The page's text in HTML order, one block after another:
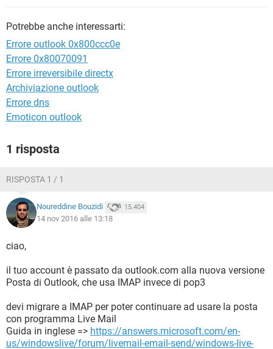
Potrebbe anche interessarti:
Errore outlook 0x800ccc0e
Errore 0x80070091
Errore irreversibile directx
Archiviazione outlook
Errore dns
Emoticon outlook
1 risposta
RISPOSTA 1 / 1
Noureddine Bouzidi 15.404
14 nov 2016 alle 13:18
ciao,
il tuo account è passato da outlook.com alla nuova versione
Posta di Outlook, che usa IMAP invece di pop3
devi migrare a IMAP per poter continuare ad usare la posta
con programma Live Mail
Guida in inglese => https://answers.microsoft.com/en-
us/windowslive/forum/livemail-email-send/windows-live-